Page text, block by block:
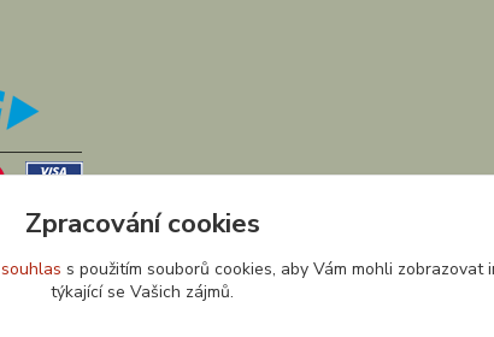
Zpracování cookies
souhlas s použitím souborů cookies, aby Vám mohli zobrazovat
týkající se Vašich zájmů.